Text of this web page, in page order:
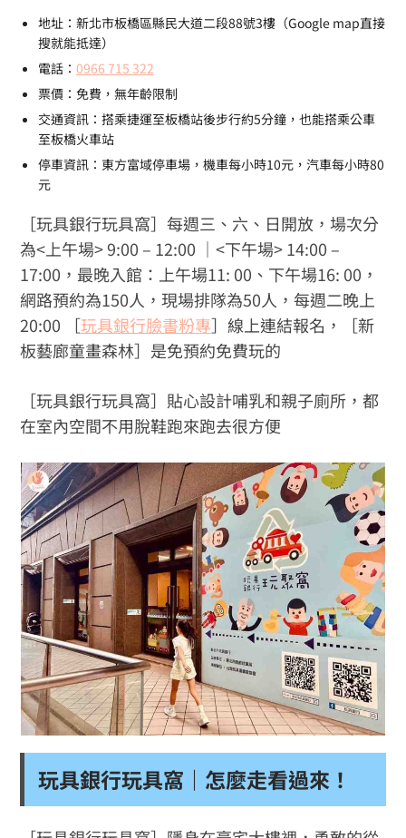
地址：新北市板橋區縣民大道二段88號3樓（Google map直接
搜就能抵達）
電話： 0966 715 322
票價：免費，無年齡限制
交通資訊：搭乘捷運至板橋站後步行約5分鐘，也能搭乘公車
至板橋火車站
停車資訊：東方富域停車場，機車每小時10元，汽車每小時80
元
［玩具銀行玩具窩］每週三、六、日開放，場次分
為<上午場> 9:00 – 12:00 ｜<下午場> 14:00 –
17:00，最晚入館：上午場11: 00、下午場16: 00，
網路預約為150人，現場排隊為50人，每週二晚上
20:00 ［玩具銀行臉書粉專］線上連結報名，［新
板藝廊童畫森林］是免預約免費玩的
［玩具銀行玩具窩］貼心設計哺乳和親子廁所，都
在室內空間不用脫鞋跑來跑去很方便
玩具銀行玩具窩｜怎麼走看過來！